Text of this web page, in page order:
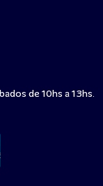
de 10hs a 13hs.